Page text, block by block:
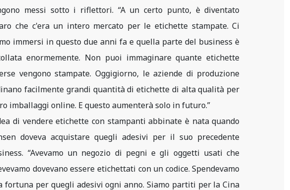
messi sotto i riflettori. “A un certo punto, è diventato
che c'era un intero mercato per le etichette stampate. Ci
immersi in questo due anni fa e quella parte del business è
enormemente. Non puoi immaginare quante etichette
vengono stampate. Oggigiorno, le aziende di produzione
facilmente grandi quantità di etichette di alta qualità per
imballaggi online. E questo aumenterà solo in futuro.”
di vendere etichette con stampanti abbinate è nata quando
doveva acquistare quegli adesivi per il suo precedente
“Avevamo un negozio di pegni e gli oggetti usati che
dovevano essere etichettati con un codice. Spendevamo
fortuna per quegli adesivi ogni anno. Siamo partiti per la Cina